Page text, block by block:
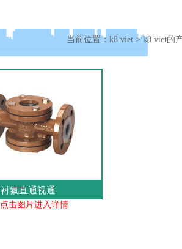
当前位置： k8 viet > k8 viet的
衬氟直通视通
点击图片进入详情